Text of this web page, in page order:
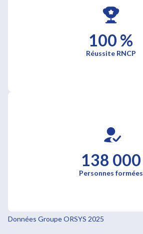
100 %
Réussite RNCP
138 000
Personnes formées
Données Groupe ORSYS 2025